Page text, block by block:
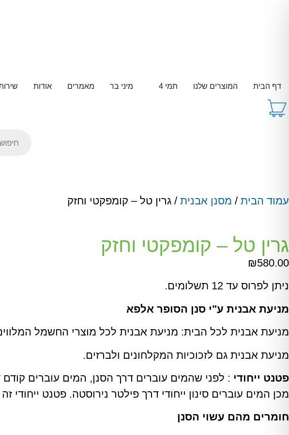
דף הבית המוצרים שלנו תמי 4 מיני בר מאמרים אודות
עמוד הבית / מסנן אבנית / גרין טל – קומפקטי וחזק
גרין טל – קומפקטי וחזק
₪580.00
ניתן לפרוס עד 12 תשלומים.
מניעת אבנית ע"י סנן הסופר אלפא
מניעת אבנית לכל הבית: מניעת אבנית לכל מוצרי החשמל
מניעת אבנית גם לזכוכיות המקלחונים ולברזים.
פטנט ייחודי : לפני שהמים עוברים דרך הסנן, המים עוברים
מכן המים עוברים סינון ייחודי דרך פילטר נירוסטה. פטנט ייחודי זה מביא
חומרים מהם עשוי הסנן